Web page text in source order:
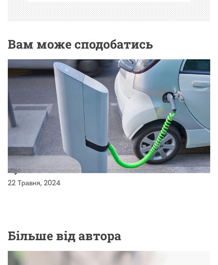
Вам може сподобатись
ТЕХНОЛОГІЇ
Зарядные станции для электромобилей: что
нужно знать
22 Травня, 2024
Більше від автора